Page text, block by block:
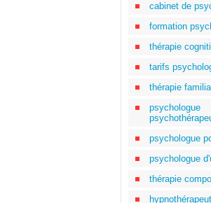
cabinet de
formation
thérapie
tarifs
thérapie
psychologue
psychologue
psychologue
thérapie